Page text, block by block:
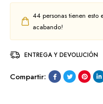
44 personas tienen esto
acabando!
ENTREGA Y DEVOLUCIÓN
Compartir: